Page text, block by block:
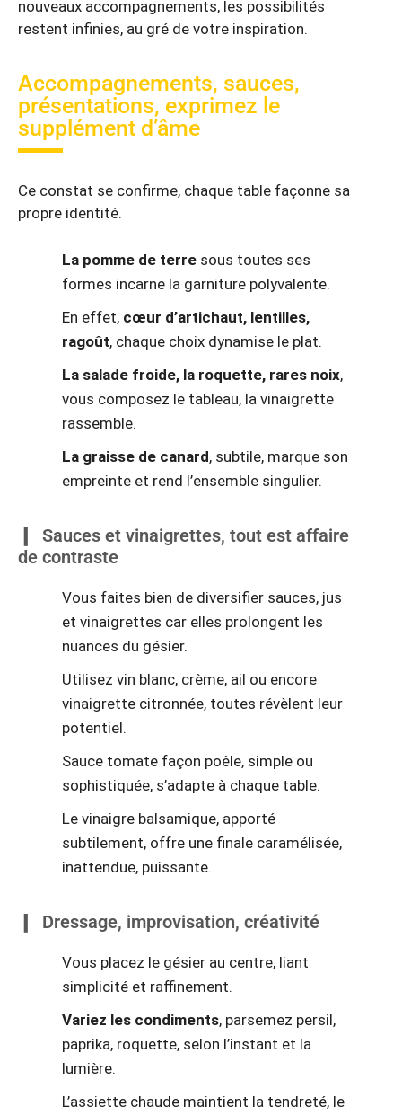
nouveaux accompagnements, les possibilités
restent infinies, au gré de votre inspiration.
Accompagnements, sauces,
présentations, exprimez le
supplément d’âme
Ce constat se confirme, chaque table façonne sa
propre identité.
La pomme de terre sous toutes ses
formes incarne la garniture polyvalente.
En effet, cœur d’artichaut, lentilles,
ragoût, chaque choix dynamise le plat.
La salade froide, la roquette, rares noix,
vous composez le tableau, la vinaigrette
rassemble.
La graisse de canard, subtile, marque son
empreinte et rend l’ensemble singulier.
Sauces et vinaigrettes, tout est affaire
de contraste
Vous faites bien de diversifier sauces, jus
et vinaigrettes car elles prolongent les
nuances du gésier.
Utilisez vin blanc, crème, ail ou encore
vinaigrette citronnée, toutes révèlent leur
potentiel.
Sauce tomate façon poêle, simple ou
sophistiquée, s’adapte à chaque table.
Le vinaigre balsamique, apporté
subtilement, offre une finale caramélisée,
inattendue, puissante.
Dressage, improvisation, créativité
Vous placez le gésier au centre, liant
simplicité et raffinement.
Variez les condiments, parsemez persil,
paprika, roquette, selon l’instant et la
lumière.
L’assiette chaude maintient la tendreté, le